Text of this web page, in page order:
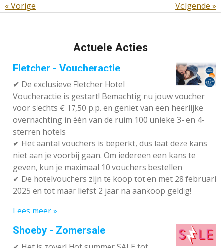
«Vorige Volgende »
Actuele Acties
Fletcher - Voucheractie
✔ De exclusieve Fletcher Hotel
Voucheractie is gestart! Bemachtig nu jouw voucher
voor slechts € 17,50 p.p. en geniet van een heerlijke
overnachting in één van de ruim 100 unieke 3- en 4-
sterren hotels
✔ Het aantal vouchers is beperkt, dus laat deze kans
niet aan je voorbij gaan. Om iedereen een kans te
geven, kun je maximaal 10 vouchers bestellen
✔ De hotelvouchers zijn te koop tot en met 28 februari
2025 en tot maar liefst 2 jaar na aankoop geldig!
Lees meer »
Shoeby - Zomersale